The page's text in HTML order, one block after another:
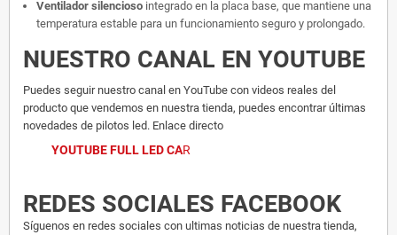
Ventilador silencioso integrado en la placa base, que mantiene una
temperatura estable para un funcionamiento seguro y prolongado.
NUESTRO CANAL EN YOUTUBE
Puedes seguir nuestro canal en YouTube con videos reales del
producto que vendemos en nuestra tienda, puedes encontrar últimas
novedades de pilotos led. Enlace directo
YOUTUBE FULL LED CAR
REDES SOCIALES FACEBOOK
Síguenos en redes sociales con ultimas noticias de nuestra tienda,